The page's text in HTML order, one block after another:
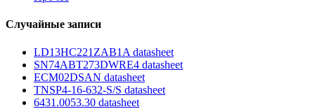
Случайные записи
LD13HC221ZAB1A datasheet
SN74ABT273DWRE4 datasheet
ECM02DSAN datasheet
TNSP4-16-632-S/S datasheet
6431.0053.30 datasheet